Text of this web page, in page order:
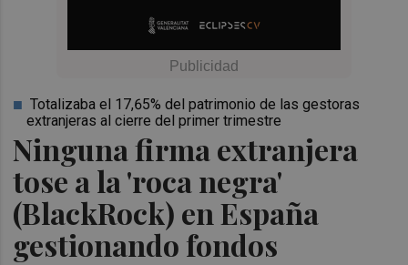
Ninguna firma extranjera
tose a la 'roca negra'
(BlackRock) en España
gestionando fondos
Totalizaba el 17,65% del patrimonio de las gestoras
extranjeras al cierre del primer trimestre